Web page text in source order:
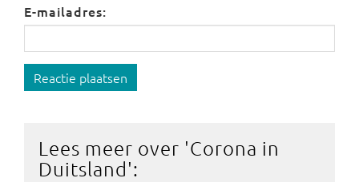
E-mailadres:
Reactie plaatsen
Lees meer over 'Corona in
Duitsland':